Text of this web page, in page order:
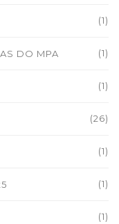
(1)
DO MPA (1)
(1)
(26)
(1)
(1)
(1)